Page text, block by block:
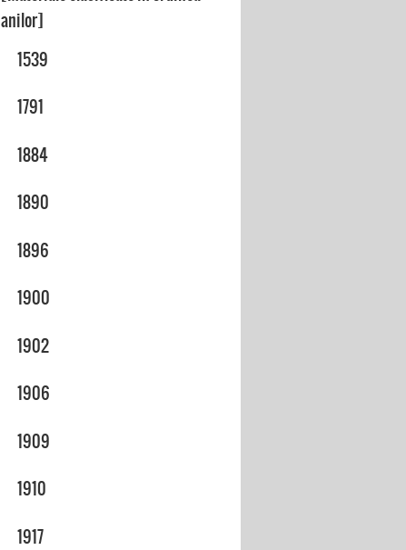
anilor]
1539
1791
1884
1890
1896
1900
1902
1906
1909
1910
1917